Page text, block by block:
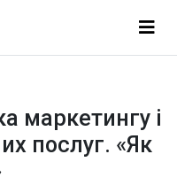
маркетингу і
послуг. «Як